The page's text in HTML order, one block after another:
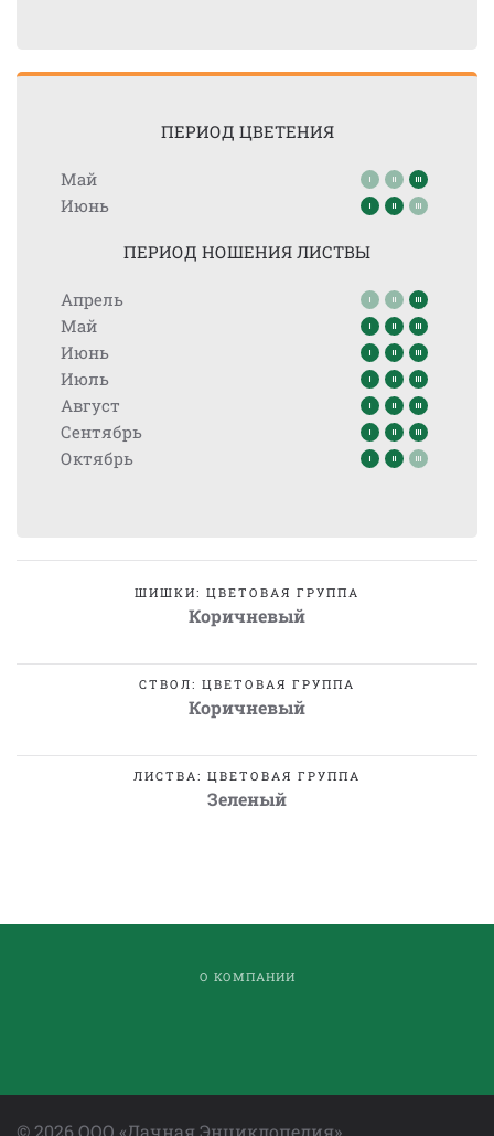
ПЕРИОД ЦВЕТЕНИЯ
Май
Июнь
ПЕРИОД НОШЕНИЯ ЛИСТВЫ
Апрель
Май
Июнь
Июль
Август
Сентябрь
Октябрь
ШИШКИ: ЦВЕТОВАЯ ГРУППА
Коричневый
СТВОЛ: ЦВЕТОВАЯ ГРУППА
Коричневый
ЛИСТВА: ЦВЕТОВАЯ ГРУППА
Зеленый
О КОМПАНИИ
©2026 ООО «Дачная Энциклопедия»